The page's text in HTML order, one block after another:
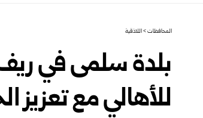
المحافظات>اللاذقية
بلدة سلمى في ريف
للأهالي مع ‏تعزيز